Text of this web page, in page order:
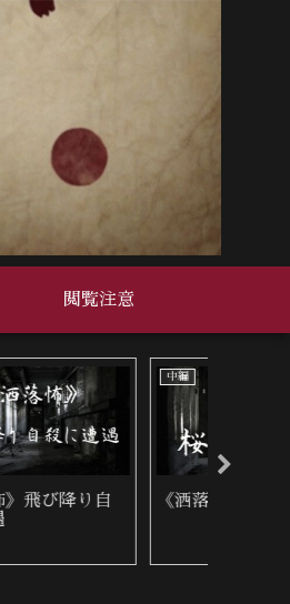
閲覧注意
《洒落怖》手を引っ張
るモノ